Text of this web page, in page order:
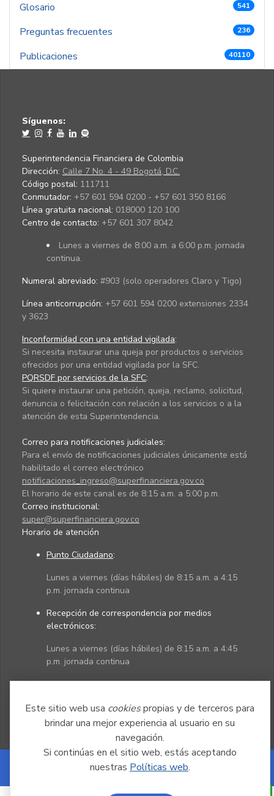
Este sitio web usa cookiespropias y de terceros para
brindar una mejor experiencia al usuario en su
navegación.
Si continúas en el sitio web, estás aceptando
nuestras Políticas web.
Glosario 541
Preguntas frecuentes 236
Publicaciones 40110
Síguenos:
Superintendencia Financiera de Colombia
Dirección: Calle 7 No. 4 - 49 Bogotá, D.C.
Código postal: 111711
Conmutador: +57 601 594 0200 - +57 601 350 8166
Línea gratuita nacional: 018000 120 100
Centro de contacto: +57 601 307 8042
Lunes a viernes de 8:00 a.m. a 6:00 p.m. jornada
continua.
Numeral abreviado: #903 (solo operadores Claro y Tigo)
Línea anticorrupción: +57 601 594 0200 extensiones 2334
y 3623
Inconformidad con una entidad vigilada:
Si necesita instaurar una queja por productos o servicios
ofrecidos por una entidad vigilada por la SFC.
PQRSDF por servicios de la SFC:
Si quiere instaurar una petición, queja, reclamo, solicitud,
denuncia o felicitación con relación a los servicios o a la
atención de esta Superintendencia.
Correo para notificaciones judiciales:
Para el envío de notificaciones judiciales únicamente está
habilitado el correo electrónico
notificaciones_ingreso@superfinanciera.gov.co
El horario de este canal es de 8:15 a.m. a 5:00 p.m.
Correo institucional:
super@superfinanciera.gov.co
Horario de atención
Punto Ciudadano:
Lunes a viernes (días hábiles) de 8:15 a.m. a 4:15
p.m. jornada continua
Recepción de correspondencia por medios
electrónicos:
Lunes a viernes (días hábiles) de 8:15 a.m. a 4:45
p.m. jornada continua
Powered by Nexura